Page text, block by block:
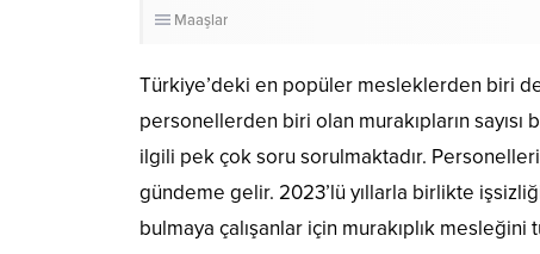
Maaşlar
Türkiye’deki en popüler mesleklerden biri
personellerden biri olan murakıpların
ilgili pek çok soru sorulmaktadır.
gündeme gelir. 2023’lü yıllarla birlikte
bulmaya çalışanlar için murakıplık